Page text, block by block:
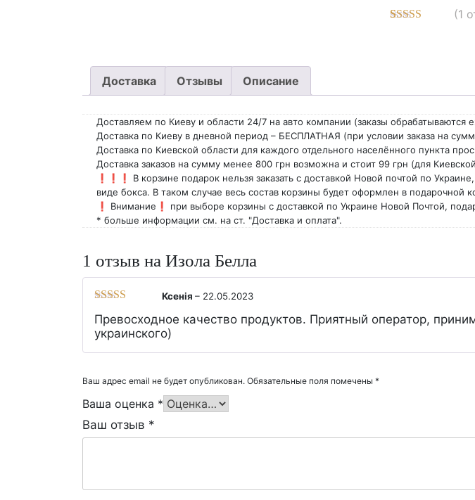
(1
Доставка Отзывы Описание
Доставляем по Киеву и области 24/7 на авто компании (заказы обрабатываются
Доставка по Киеву в дневной период – БЕСПЛАТНАЯ (при условии заказа на
Доставка по Киевской области для каждого отдельного населённого пункта
Доставка заказов на сумму менее 800 грн возможна и стоит 99 грн (для
❗️❗️❗️ В корзине подарок нельзя заказать с доставкой Новой почтой по
виде бокса. В таком случае весь состав корзины будет оформлен в
❗️ Внимание❗️ при выборе корзины с доставкой по Украине Новой Почтой,
* больше информации см. на ст. "Доставка и оплата".
1 отзыв на Изола Белла
5
Ксенія– 22.05.2023
Превосходное качество продуктов. Приятный оператор,
украинского)
Ваш адрес email не будет опубликован. Обязательные поля помечены *
Ваша оценка *
Ваш отзыв *